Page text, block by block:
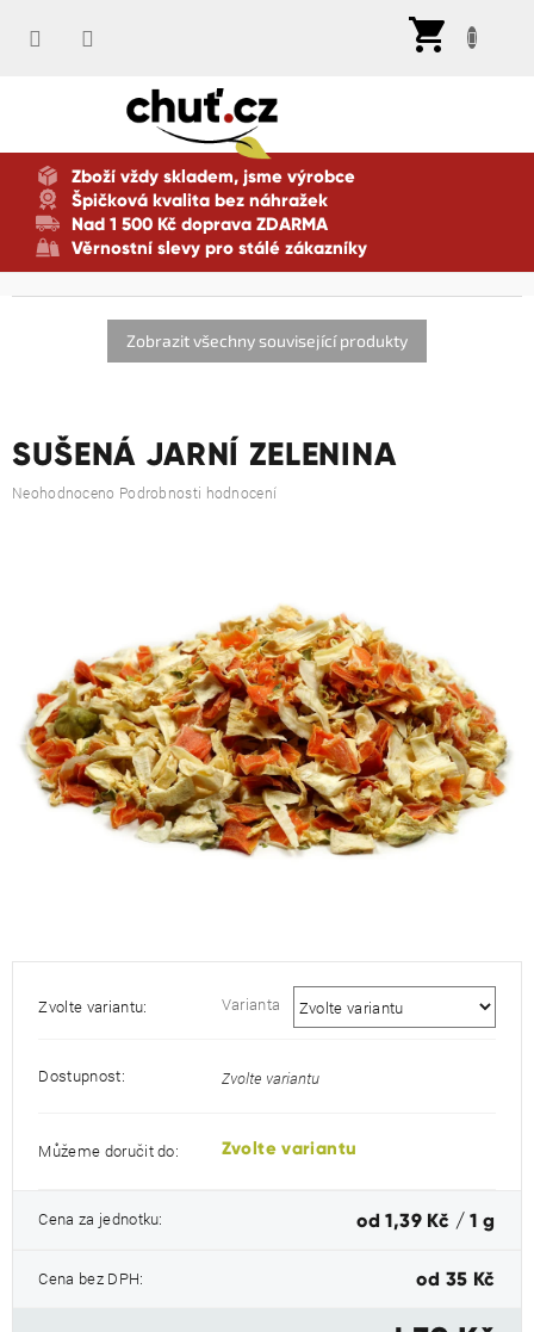
Zboží vždy skladem, jsme výrobce
Špičková kvalita bez náhražek
Nad 1 500 Kč doprava ZDARMA
Věrnostní slevy pro stálé zákazníky
SUŠENÁ JARNÍ ZELENINA
Průměrné
Neohodnoceno Podrobnosti hodnocení
Zvolte variantu: Varianta
Dostupnost: Zvolte variantu
Můžeme doručit do: Zvolte variantu
Cena za jednotku:
Měrná
od 1,39 Kč / 1 g
Cena bez DPH: od 35 Kč
Zobrazit všechny související produkty